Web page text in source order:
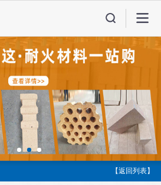
【返回列表】